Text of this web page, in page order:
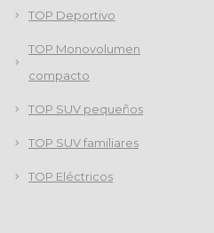
TOP Deportivo
TOP Monovolumen
compacto
TOP SUV pequeños
TOP SUV familiares
TOP Eléctricos